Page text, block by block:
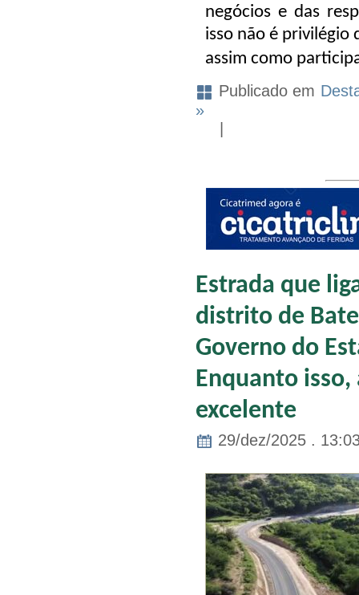
negócios e das
isso não é privilégio
assim como
Publicado em
»
Estrada que
distrito de
Governo do
Enquanto isso,
excelente
29/dez/2025 .